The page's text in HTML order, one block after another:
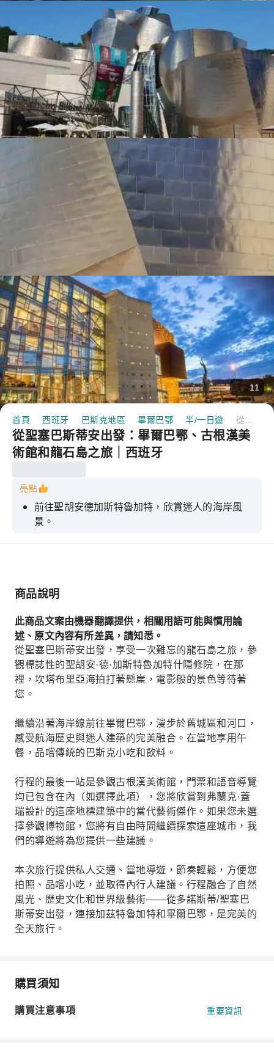
11
首頁 西班牙 巴斯克地區 畢爾巴鄂 半/一日遊
從聖塞巴斯蒂安出發：畢爾巴鄂、古根漢美
術館和龍石島之旅｜西班牙
亮點
前往聖胡安德加斯特魯加特，欣賞迷人的海岸風
景。
探索畢爾巴鄂老城區，品嚐傳統的巴斯克小吃。
商品說明
此商品文案由機器翻譯提供，相關用語可能與慣用論
述、原文內容有所差異，請知悉。
從聖塞巴斯蒂安出發，享受一次難忘的龍石島之旅，參
觀標誌性的聖胡安·德·加斯特魯加特什隱修院，在那
裡，坎塔布里亞海拍打著懸崖，電影般的景色等待著
您。
繼續沿著海岸線前往畢爾巴鄂，漫步於舊城區和河口，
感受航海歷史與迷人建築的完美融合。在當地享用午
餐，品嚐傳統的巴斯克小吃和飲料。
行程的最後一站是參觀古根漢美術館，門票和語音導覽
均已包含在內（如選擇此項），您將欣賞到弗蘭克·蓋
瑞設計的這座地標建築中的當代藝術傑作。如果您未選
擇參觀博物館，您將有自由時間繼續探索這座城市，我
們的導遊將為您提供一些建議。
本次旅行提供私人交通、當地導遊，節奏輕鬆，方便您
拍照、品嚐小吃，並取得內行人建議。行程融合了自然
風光、歷史文化和世界級藝術——從多諾斯蒂/聖塞巴
斯蒂安出發，連接加茲特魯加特和畢爾巴鄂，是完美的
全天旅行。
購買須知
購買注意事項 重要資訊